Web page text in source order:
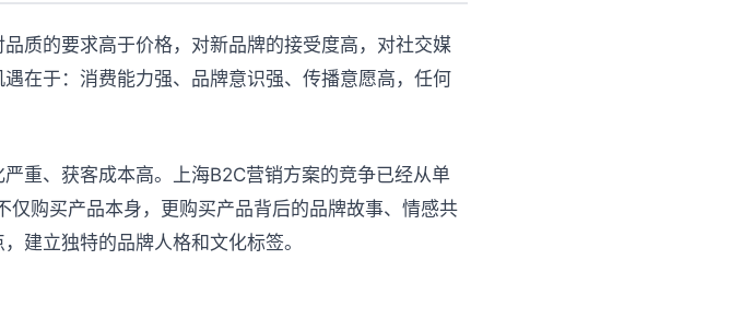
质的要求高于价格，对新品牌的接受度高，对社交媒
在于：消费能力强、品牌意识强、传播意愿高，任何
重、获客成本高。上海B2C营销方案的竞争已经从单
购买产品本身，更购买产品背后的品牌故事、情感共
建立独特的品牌人格和文化标签。